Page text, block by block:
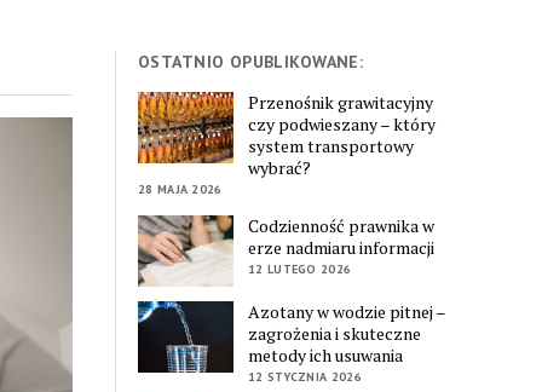
OSTATNIO OPUBLIKOWANE:
Przenośnik grawitacyjny
czy podwieszany – który
system transportowy
wybrać?
28 MAJA 2026
Codzienność prawnika w
erze nadmiaru informacji
12 LUTEGO 2026
Azotany w wodzie pitnej –
zagrożenia i skuteczne
metody ich usuwania
12 STYCZNIA 2026